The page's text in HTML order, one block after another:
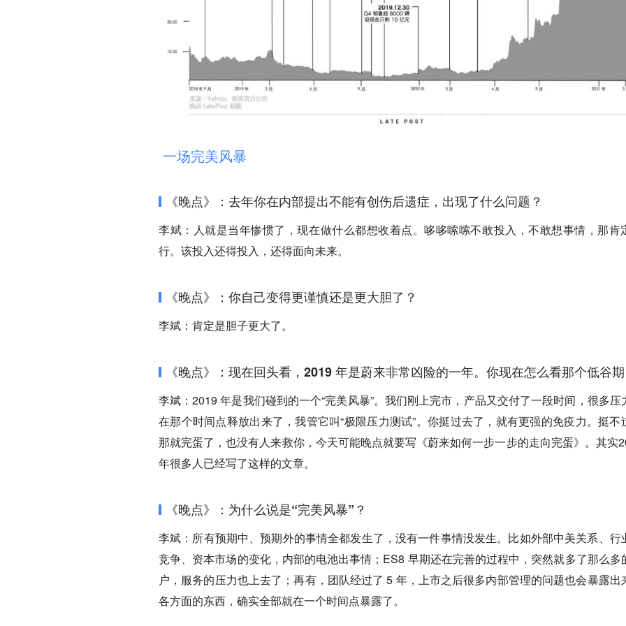
一场完美风暴
《晚点》：去年你在内部提出不能有创伤后遗症，出现了什么问题？
李斌：人就是当年惨惯了，现在做什么都想收着点。哆哆嗦嗦不敢投入，不敢想事情，那肯
行。该投入还得投入，还得面向未来。
《晚点》：你自己变得更谨慎还是更大胆了？
李斌：肯定是胆子更大了。
《晚点》：现在回头看，2019 年是蔚来非常凶险的一年。你现在怎么看那个低谷
李斌：2019 年是我们碰到的一个“完美风暴”。我们刚上完市，产品又交付了一段时间，很多压
在那个时间点释放出来了，我管它叫“极限压力测试”。你挺过去了，就有更强的免疫力。挺不
那就完蛋了，也没有人来救你，今天可能晚点就要写《蔚来如何一步一步的走向完蛋》。其实
年很多人已经写了这样的文章。
《晚点》：为什么说是“完美风暴”？
李斌：所有预期中、预期外的事情全都发生了，没有一件事情没发生。比如外部中美关系、行
竞争、资本市场的变化，内部的电池出事情；ES8 早期还在完善的过程中，突然就多了那么多
户，服务的压力也上去了；再有，团队经过了 5 年，上市之后很多内部管理的问题也会暴露出
各方面的东西，确实全部就在一个时间点暴露了。